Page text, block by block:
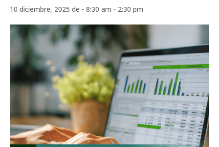
10 diciembre, 2025 de - 8:30 am - 2:30 pm